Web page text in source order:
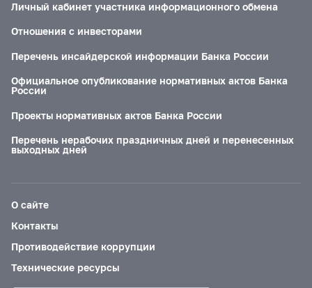
Личный кабинет участника информационного обмена
Отношения с инвесторами
Перечень инсайдерской информации Банка России
Официальное опубликование нормативных актов Банка
России
Проекты нормативных актов Банка России
Перечень нерабочих праздничных дней и перенесенных
выходных дней
О сайте
Контакты
Противодействие коррупции
Технические ресурсы